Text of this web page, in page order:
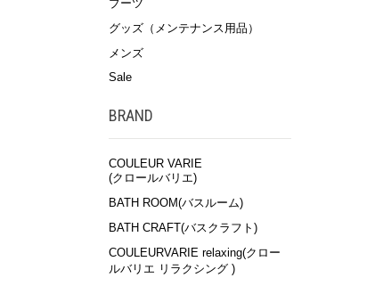
ブーツ
グッズ（メンテナンス用品）
メンズ
Sale
BRAND
COULEUR VARIE
(クロールバリエ)
BATH ROOM(バスルーム)
BATH CRAFT(バスクラフト)
COULEURVARIE relaxing(クロー
ルバリエ リラクシング )